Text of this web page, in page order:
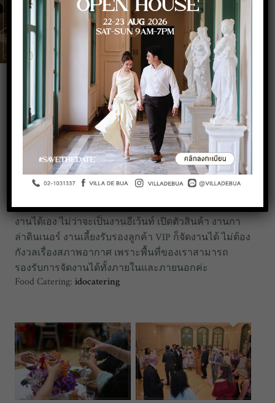
Gala Dinner
สร้างความประทับใจให้ลูกค้าคนสำคัญ ที่ วิลลา เดอ บัว!
จัด Gala Dinner / Private Party ในบรรยากาศไม่เหมือน
ใคร ที่คฤหาสน์ส่วนตัว#วิลลาเดอบัวตัวอาคารและงาน
ออกแบบภายในมีความสวย Unique มีฟังก์ชันสำหรับการ
จัดงานโดยเฉพาะ มีความเป็นส่วนตัวสูง จัดทีละหนึ่งงาน
เท่านั้น และมีทีมงานให้คำแนะนำ ให้บริการจัดงานเลี้ยง
ครบวงจรแบบ One-Stop Service ให้คุณได้ออกแบบธีม
งานได้เอง ไม่ว่าจะเป็นงานอีเว้นท์ เปิดตัวสินค้า งานกา
ล่าดินเนอร์ งานเลี้ยงรับรองลูกค้า VIP ก็จัดงานได้ ไม่ต้อง
กังวลเรื่องสภาพอากาศ เพราะพื้นที่ของเราสามารถ
รองรับการจัดงานได้ทั้งภายในและภายนอกค่ะ
Food Catering: idocatering